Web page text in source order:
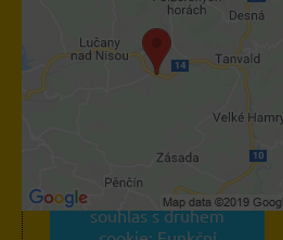
Volbami soukromí
Přejete si načíst externí
Povolit a zapamatovat -
souhlas s druhem